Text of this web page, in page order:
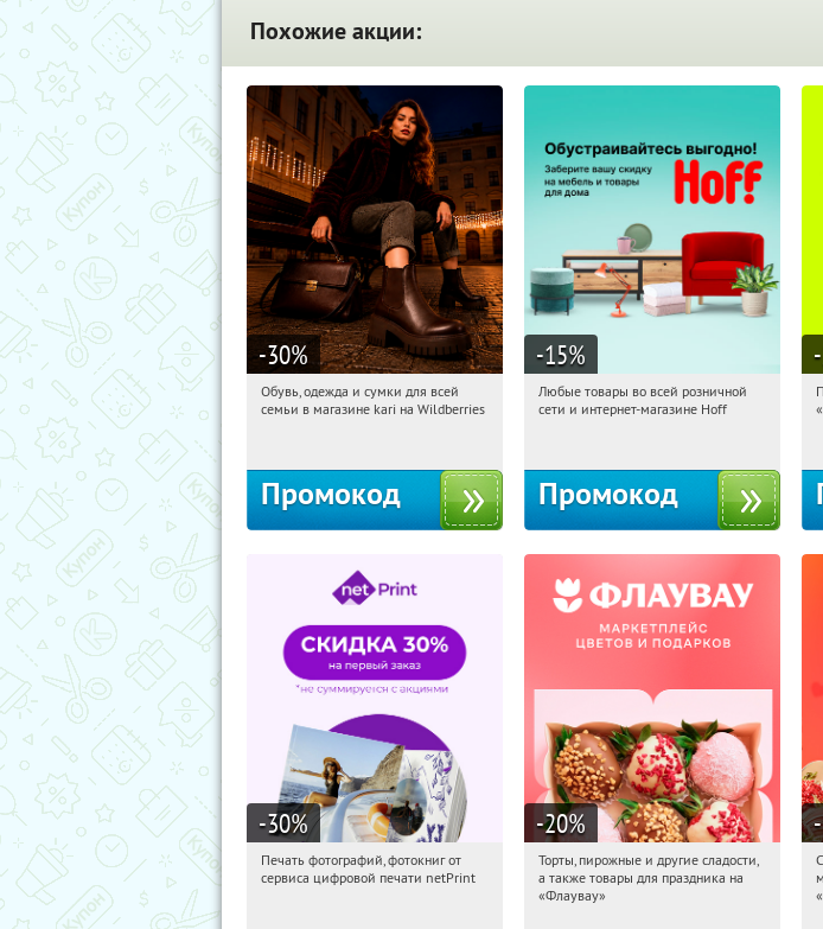
Похожие акции:
-30%
16:20:09 Получили:
Обувь, одежда и сумки для всей
семьи в магазине kari на Wildberries
Промокод
-15%
16:20:09 Получили:
Любые товары во всей розничной
сети и интернет-магазине Hoff
Промокод
-30%
16:20:09 Получили:
Печать фотографий, фотокниг от
сервиса цифровой печати netPrint
-20%
16:20:09 Получили:
Россия
Торты, пирожные и другие сладости,
а также товары для праздника на
«Флаувау»